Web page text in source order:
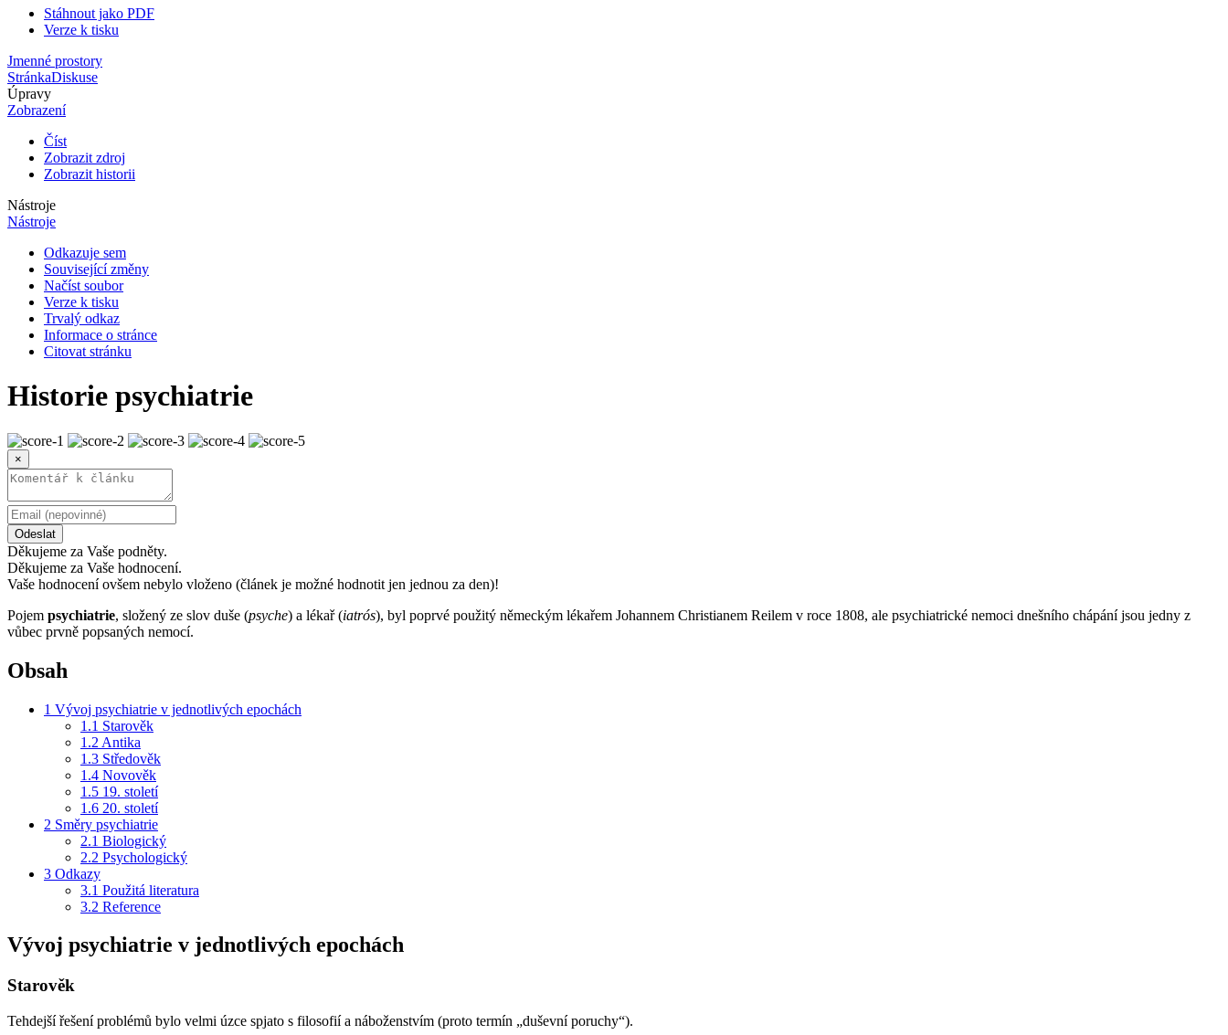
Stáhnout jako PDF
Verze k tisku
Jmenné prostory
StránkaDiskuse
Úpravy
Zobrazení
Číst
Zobrazit zdroj
Zobrazit historii
Nástroje
Nástroje
Odkazuje sem
Související změny
Načíst soubor
Verze k tisku
Trvalý odkaz
Informace o stránce
Citovat stránku
Historie psychiatrie
×
Odeslat
Děkujeme za Vaše podněty.
Děkujeme za Vaše hodnocení.
Vaše hodnocení ovšem nebylo vloženo (článek je možné hodnotit jen jednou za den)!
Pojem psychiatrie, složený ze slov duše (psyche) a lékař (iatrós), byl poprvé použitý německým lékařem Johannem Christianem Reilem v roce 1808, ale psychiatrické nemoci dnešního chápání jsou jedny z
vůbec prvně popsaných nemocí.
Obsah
1 Vývoj psychiatrie v jednotlivých epochách
1.1 Starověk
1.2 Antika
1.3 Středověk
1.4 Novověk
1.5 19. století
1.6 20. století
2 Směry psychiatrie
2.1 Biologický
2.2 Psychologický
3 Odkazy
3.1 Použitá literatura
3.2 Reference
Vývoj psychiatrie v jednotlivých epochách
Starověk
Tehdejší řešení problémů bylo velmi úzce spjato s filosofií a náboženstvím (proto termín „duševní poruchy“).